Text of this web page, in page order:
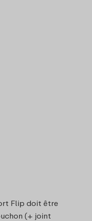
Flip doit être
(+ joint